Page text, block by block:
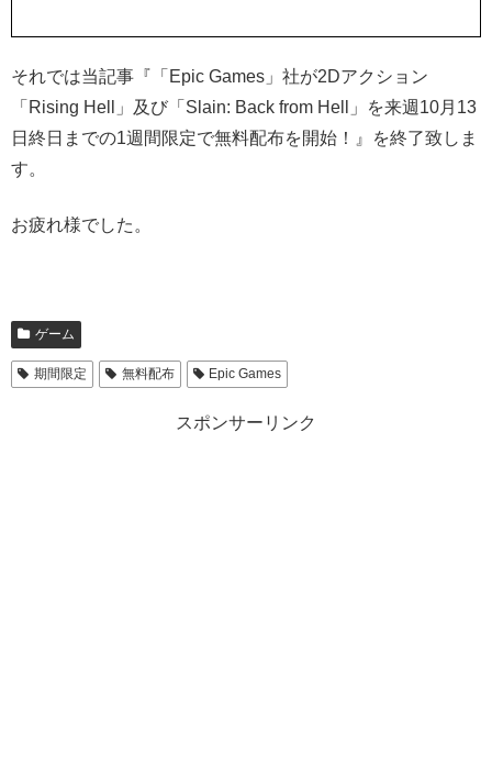
それでは当記事『「Epic Games」社が2Dアクション
「Rising Hell」及び「Slain: Back from Hell」を来週10月13
日終日までの1週間限定で無料配布を開始！』を終了致しま
す。
お疲れ様でした。
ゲーム
期間限定 無料配布 Epic Games
スポンサーリンク